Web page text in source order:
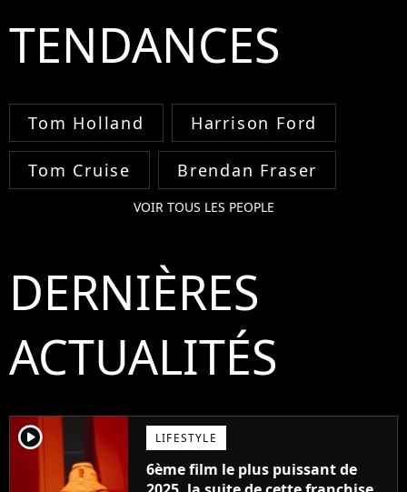
TENDANCES
Tom Holland Harrison Ford
Tom Cruise Brendan Fraser
VOIR TOUS LES PEOPLE
DERNIÈRES
ACTUALITÉS
player2 LIFESTYLE
6ème film le plus puissant de